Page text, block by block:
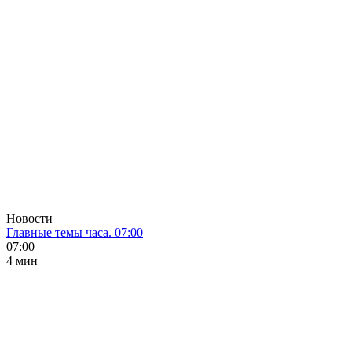
Новости
Главные темы часа. 07:00
07:00
4 мин